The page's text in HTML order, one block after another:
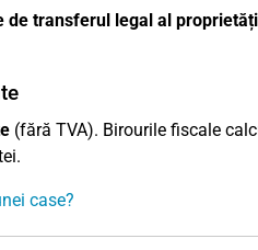
de transferul legal al
(fără TVA). Birourile fiscale
case?